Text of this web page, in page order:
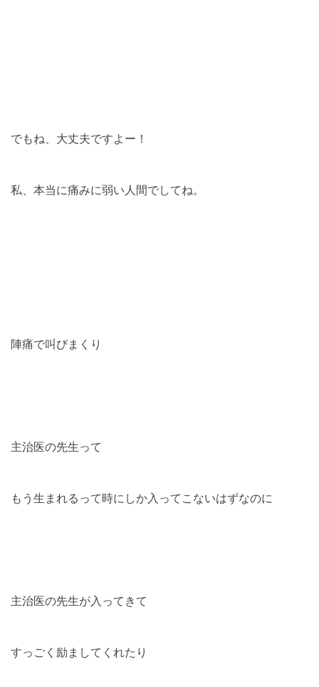
でもね、大丈夫ですよー！
私、本当に痛みに弱い人間でしてね。
陣痛で叫びまくり
主治医の先生って
もう生まれるって時にしか入ってこないはずなのに
主治医の先生が入ってきて
すっごく励ましてくれたり